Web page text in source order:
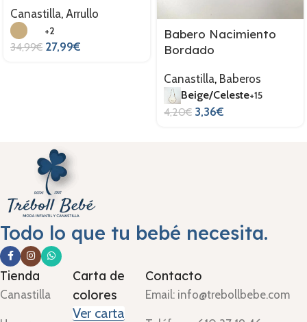
Canastilla, Arrullo
+2
34,99€ 27,99€
Babero Nacimiento
Bordado
Canastilla, Baberos
Beige/Celeste+15
4,20€ 3,36€
Todo lo que tu bebé necesita.
Tienda
Canastilla
Carta de
colores
Ver carta
Contacto
Email: info@trebollbebe.com